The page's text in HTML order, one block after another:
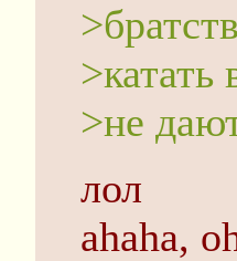
>катать
>не
лол
ahaha,